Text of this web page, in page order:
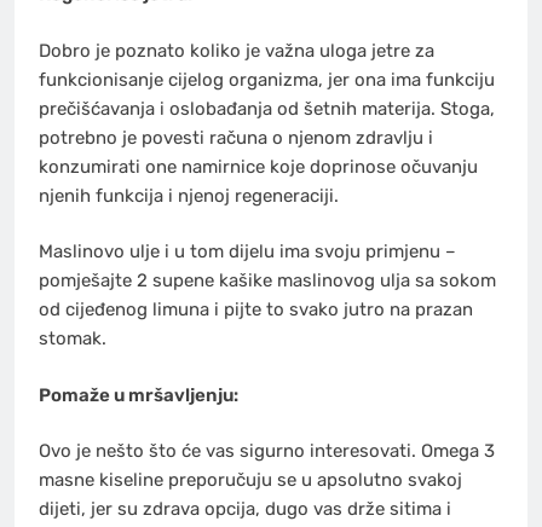
Dobro je poznato koliko je važna uloga jetre za
funkcionisanje cijelog organizma, jer ona ima funkciju
prečišćavanja i oslobađanja od šetnih materija. Stoga,
potrebno je povesti računa o njenom zdravlju i
konzumirati one namirnice koje doprinose očuvanju
njenih funkcija i njenoj regeneraciji.
Maslinovo ulje i u tom dijelu ima svoju primjenu –
pomješajte 2 supene kašike maslinovog ulja sa sokom
od cijeđenog limuna i pijte to svako jutro na prazan
stomak.
Pomaže u mršavljenju:
Ovo je nešto što će vas sigurno interesovati. Omega 3
masne kiseline preporučuju se u apsolutno svakoj
dijeti, jer su zdrava opcija, dugo vas drže sitima i